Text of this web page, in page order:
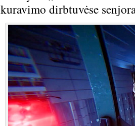
kuravimo dirbtuvėse